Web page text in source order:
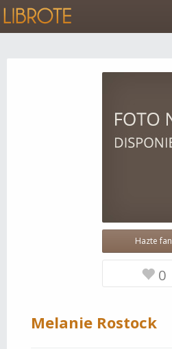
Hazte fan
0
Melanie Rostock